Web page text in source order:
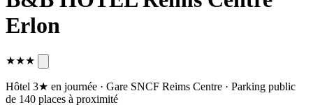
Erlon
★★★
Hôtel 3★ en journée · Gare SNCF Reims Centre · Parking public
de 140 places à proximité